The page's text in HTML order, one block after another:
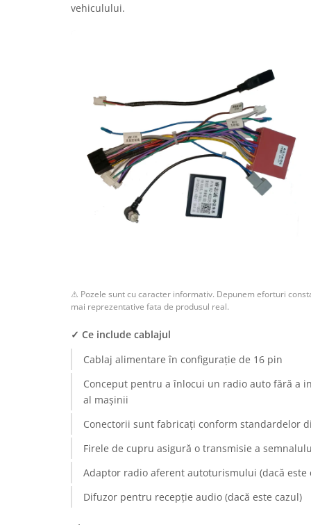
Rame adaptoare Alfa Romeo
Rame adaptoare Hyundai
Rame adaptoare Chevrolet
Rame adaptoare Mitsubishi
Rame adaptoare Isuzu
Rame adaptoare Subaru
Rame adaptoare Iveco
Rame adaptoare Smart
Rame adaptoare Land Rover
Rame adaptoare Ssangyong
Rame adaptoare Hummer
Camere marșarier auto
vehiculului.
⚠ Pozele sunt cu caracter informativ. Depunem eforturi
mai reprezentative fata de produsul real.
✓ Ce include cablajul
Cablaj alimentare în configurație de 16 pin
Conceput pentru a înlocui un radio auto fără a
al mașinii
Conectorii sunt fabricați conform standardelor
Firele de cupru asigură o transmisie a
Adaptor radio aferent autoturismului (dacă este
Difuzor pentru recepție audio (dacă este cazul)